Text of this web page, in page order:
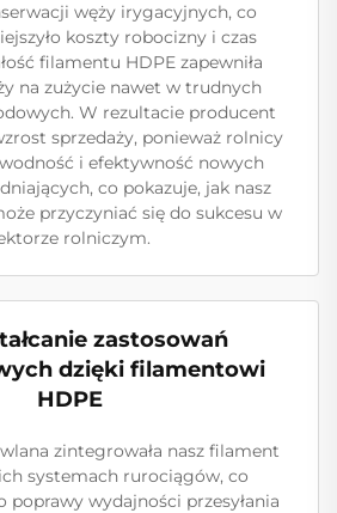
węży irygacyjnych, co
koszty robocizny i czas
filamentu HDPE zapewniła
na zużycie nawet w trudnych
W rezultacie producent
sprzedaży, ponieważ rolnicy
i efektywność nowych
co pokazuje, jak nasz
przyczyniać się do sukcesu w
rolniczym.
zastosowań
dzięki filamentowi
HDPE
zintegrowała nasz filament
systemach rurociągów, co
poprawy wydajności przesyłania